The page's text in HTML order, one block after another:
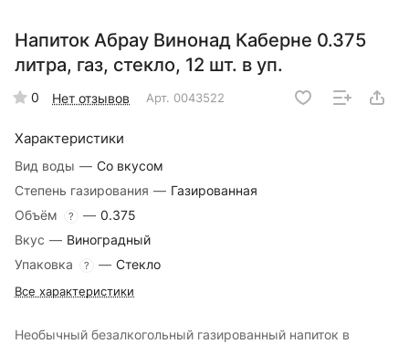
Напиток Абрау Винонад Каберне 0.375
литра, газ, стекло, 12 шт. в уп.
0 Нет отзывов Арт. 0043522
Характеристики
Вид воды — Со вкусом
Степень газирования — Газированная
Объём
? — 0.375
Вкус — Виноградный
Упаковка
? — Стекло
Все характеристики
Необычный безалкогольный газированный напиток в